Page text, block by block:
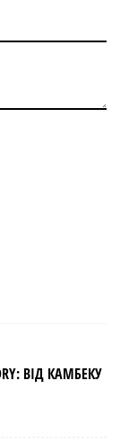
ВІД КАМБЕКУ